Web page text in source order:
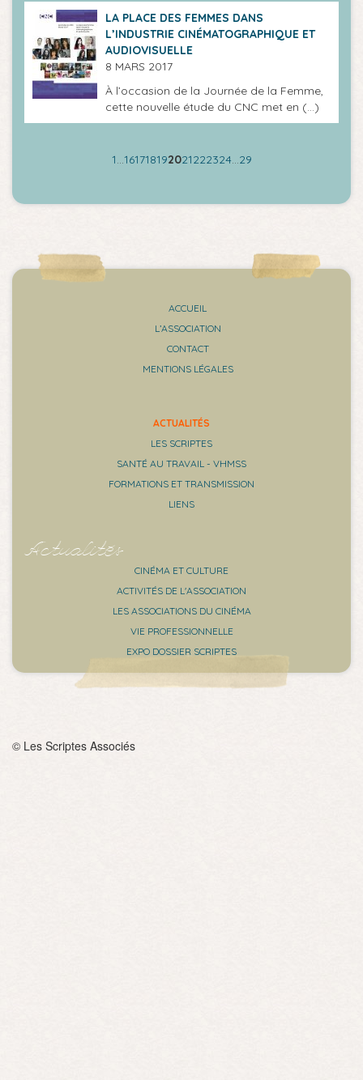
LA PLACE DES FEMMES DANS
L’INDUSTRIE CINÉMATOGRAPHIQUE ET
AUDIOVISUELLE
8 MARS 2017
À l’occasion de la Journée de la Femme,
cette nouvelle étude du CNC met en (…)
1…161718192021222324…29
ACCUEIL
L’ASSOCIATION
CONTACT
MENTIONS LÉGALES
ACTUALITÉS
LES SCRIPTES
SANTÉ AU TRAVAIL - VHMSS
FORMATIONS ET TRANSMISSION
LIENS
Actualités
CINÉMA ET CULTURE
ACTIVITÉS DE L'ASSOCIATION
LES ASSOCIATIONS DU CINÉMA
VIE PROFESSIONNELLE
EXPO DOSSIER SCRIPTES
© Les Scriptes Associés